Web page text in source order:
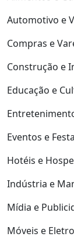
Automotivo e
Compras e
Construção e
Educação e
Eventos e
Hotéis e
Indústria e
Mídia e
Móveis e